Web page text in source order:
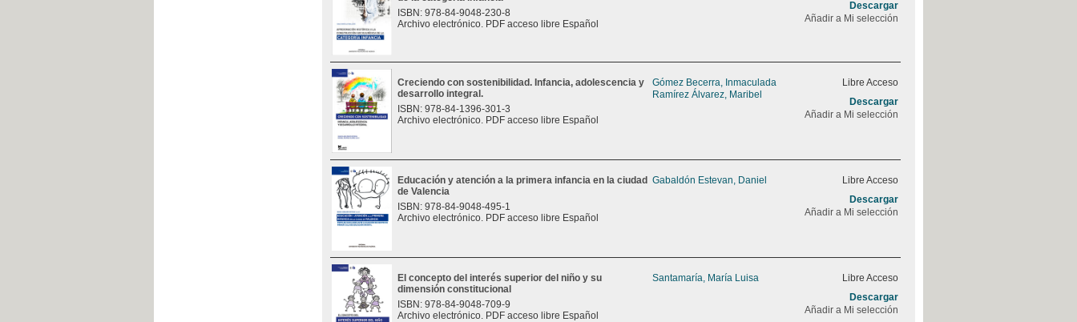
ISBN: 978-84-9048-230-8
Archivo electrónico. PDF acceso libre Español
Descargar
Añadir a Mi selección
Creciendo con sostenibilidad. Infancia, adolescencia y
desarrollo integral.
ISBN: 978-84-1396-301-3
Archivo electrónico. PDF acceso libre Español
Gómez Becerra, Inmaculada
Ramírez Álvarez, Maribel
Libre Acceso
Descargar
Añadir a Mi selección
Educación y atención a la primera infancia en la ciudad
de Valencia
ISBN: 978-84-9048-495-1
Archivo electrónico. PDF acceso libre Español
Gabaldón Estevan, Daniel
Libre Acceso
Descargar
Añadir a Mi selección
El concepto del interés superior del niño y su
dimensión constitucional
ISBN: 978-84-9048-709-9
Archivo electrónico. PDF acceso libre Español
Santamaría, María Luisa
Libre Acceso
Descargar
Añadir a Mi selección